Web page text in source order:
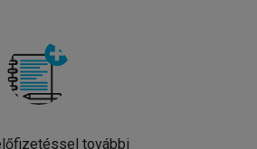
további